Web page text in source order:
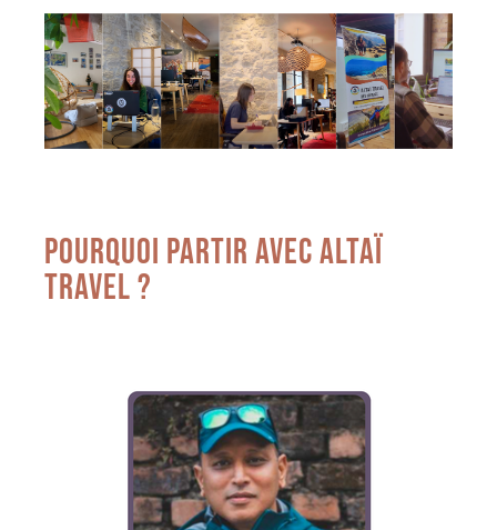
POURQUOI PARTIR AVEC ALTAÏ
TRAVEL ?